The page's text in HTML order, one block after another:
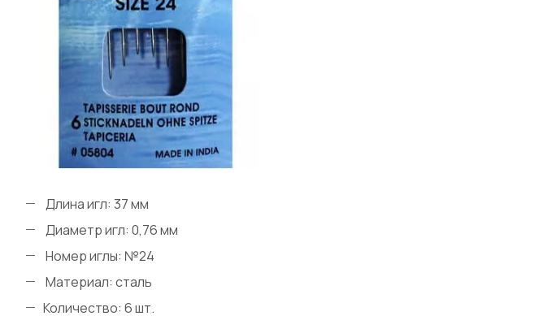
Длина игл: 37 мм
Диаметр игл: 0,76 мм
Номер иглы: №24
Материал: сталь
Количество: 6 шт.